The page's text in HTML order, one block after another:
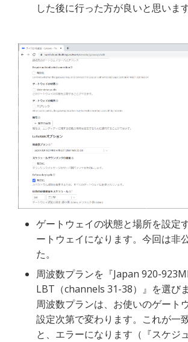
した後に行った方が良いと思います
ゲートウェイの状態と場所を設定
ートウェイになります。今回は非
た。
周波数プランを『Japan 920-
LBT（channels 31-38）』を選びま
周波数プランは、お使いのゲート
設定次第で変わります。これが一
と、エラーになります（『スケジ